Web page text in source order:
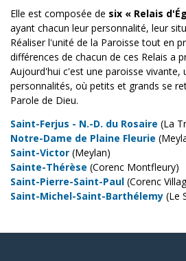
Elle est composée de six « Relais
ayant chacun leur personnalité, leur
Réaliser l'unité de la Paroisse tout en
différences de chacun de ces Relais a
Aujourd'hui c'est une paroisse vivante,
personnalités, où petits et grands se
Parole de Dieu.
Saint-Ferjus - N.-D. du Rosaire (La
Notre-Dame de Plaine Fleurie
Saint-Victor (Meylan)
Sainte-Thérèse (Corenc Montfleury)
Saint-Pierre-Saint-Paul (Corenc
Saint-Michel-Saint-Barthélemy (Le